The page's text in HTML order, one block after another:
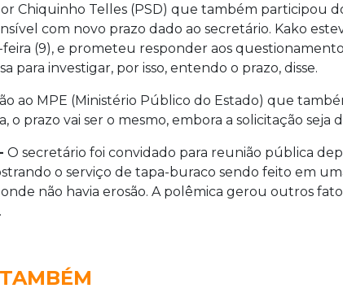
Chiquinho Telles (PSD) que também participou
com novo prazo dado ao secretário. Kako
(9), e prometeu responder aos
para investigar, por isso, entendo o prazo, disse.
ao MPE (Ministério Público do Estado) que
o prazo vai ser o mesmo, embora a solicitação seja
O secretário foi convidado para reunião pública
o serviço de tapa-buraco sendo feito em
não havia erosão. A polêmica gerou outros